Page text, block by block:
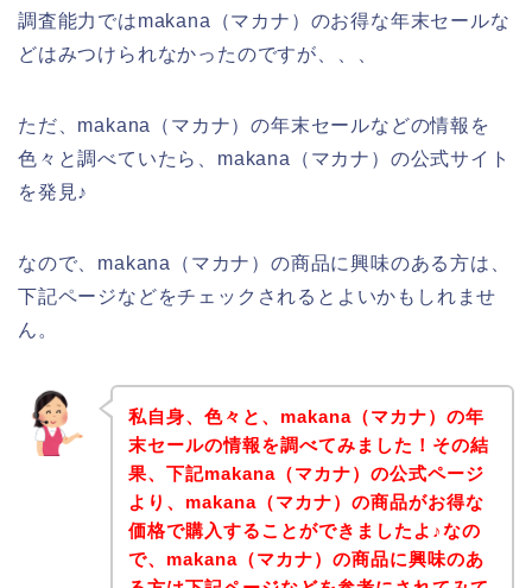
調査能力ではmakana（マカナ）のお得な年末セールな
どはみつけられなかったのですが、、、
ただ、makana（マカナ）の年末セールなどの情報を
色々と調べていたら、makana（マカナ）の公式サイト
を発見♪
なので、makana（マカナ）の商品に興味のある方は、
下記ページなどをチェックされるとよいかもしれませ
ん。
私自身、色々と、makana（マカナ）の年
末セールの情報を調べてみました！その結
果、下記makana（マカナ）の公式ページ
より、makana（マカナ）の商品がお得な
価格で購入することができましたよ♪なの
で、makana（マカナ）の商品に興味のあ